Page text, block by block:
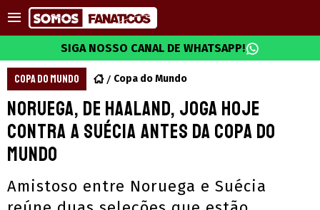
SIGA NOSSO CANAL DE WHATSAPP!
COPA DO MUNDO Copa do Mundo
Noruega, de Haaland, joga hoje
contra a Suécia antes da Copa do
Mundo
Amistoso entre Noruega e Suécia